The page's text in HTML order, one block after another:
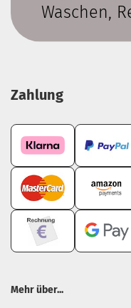
Waschen,
Zahlung
Mehr über...